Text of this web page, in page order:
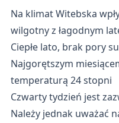
Na klimat Witebska
wilgotny z łagodnym
Ciepłe lato, brak pory
Najgorętszym
temperaturą 24 stopni
Czwarty tydzień jest
Należy jednak uważać